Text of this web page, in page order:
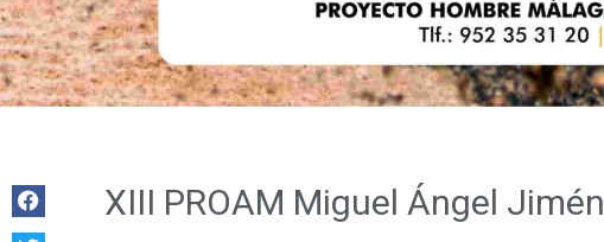
XIII PROAM Miguel Ángel